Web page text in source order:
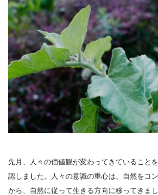
先月、人々の価値観が変わってきていること
認しました。人々の意識の重心は、自然をコ
から、自然に従って生きる方向に移ってきま